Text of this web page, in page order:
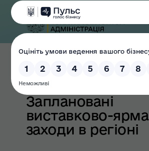
Головна
Заплановані
виставково-
заходи в регіоні